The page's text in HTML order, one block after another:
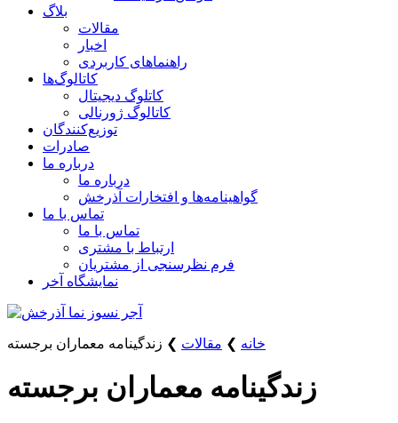
بلاگ
مقالات
اخبار
راهنماهای کاربردی
کاتالوگ‌ها
کاتلوگ دیجیتال
کاتالوگ ژورنالی
توزیع‌کنندگان
صادرات
درباره ما
درباره ما
گواهینامه‌ها و افتخارات آذرخش
تماس با ما
تماس با ما
ارتباط با مشتری
فرم نظرسنجی از مشتریان
نمایشگاه‌ آخر
خانه ❯ مقالات ❯ زندگینامه معماران برجسته
زندگینامه معماران برجسته